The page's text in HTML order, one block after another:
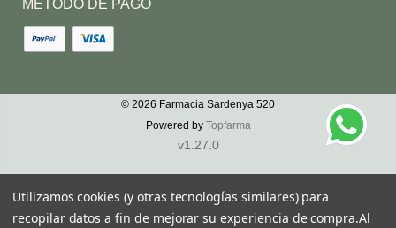
MÉTODO DE PAGO
© 2026 Farmacia Sardenya 520
Powered by Topfarma
v1.27.0
Utilizamos cookies (y otras tecnologías similares) para
recopilar datos a fin de mejorar su experiencia de compra.Al